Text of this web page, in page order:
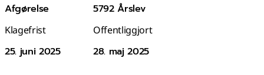
Afgørelse 5792 Årslev
Klagefrist
25. juni 2025
Offentliggjort
28. maj 2025